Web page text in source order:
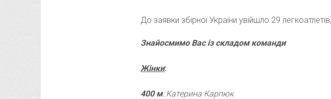
До заявки збірної України увійшло 29
Знайосмимо Вас із складом команди:
Жінки:
400 м: Катерина Карпюк